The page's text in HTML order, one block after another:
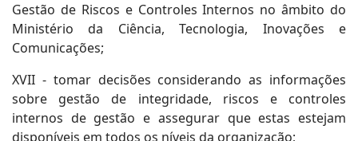
Gestão de Riscos e Controles Internos no âmbito do
Ministério da Ciência, Tecnologia, Inovações e
Comunicações;
XVII - tomar decisões considerando as informações
sobre gestão de integridade, riscos e controles
internos de gestão e assegurar que estas estejam
disponíveis em todos os níveis da organização;